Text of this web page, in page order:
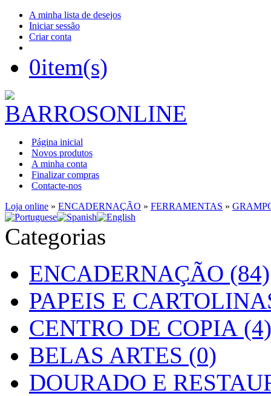
A minha lista de desejos
Iniciar sessão
Criar conta
0item(s)
Página inicial
Novos produtos
A minha conta
Finalizar compras
Contacte-nos
Loja online » ENCADERNAÇÃO » FERRAMENTAS »
Categorias
ENCADERNAÇÃO (84)
PAPEIS E
CENTRO DE COPIA (4)
BELAS ARTES (0)
DOURADO E